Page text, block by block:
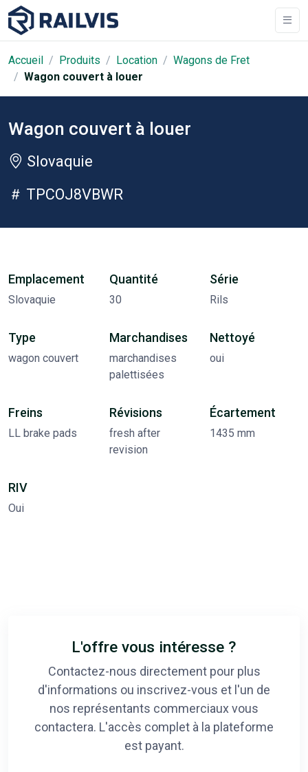
Accueil Produits Location
Wagons de Fret
Wagon couvert à louer
Wagon couvert à louer
Slovaquie
TPCOJ8VBWR
Emplacement
Slovaquie
Quantité
30
Série
Rils
Type
wagon couvert
Marchandises
marchandises
palettisées
Nettoyé
oui
Freins
LL brake pads
Révisions
fresh after
revision
Écartement
1435 mm
RIV
Oui
L'offre vous intéresse ?
Contactez-nous directement pour plus
d'informations ou inscrivez-vous et l'un de
nos représentants commerciaux vous
contactera. L'accès complet à la plateforme
est payant.